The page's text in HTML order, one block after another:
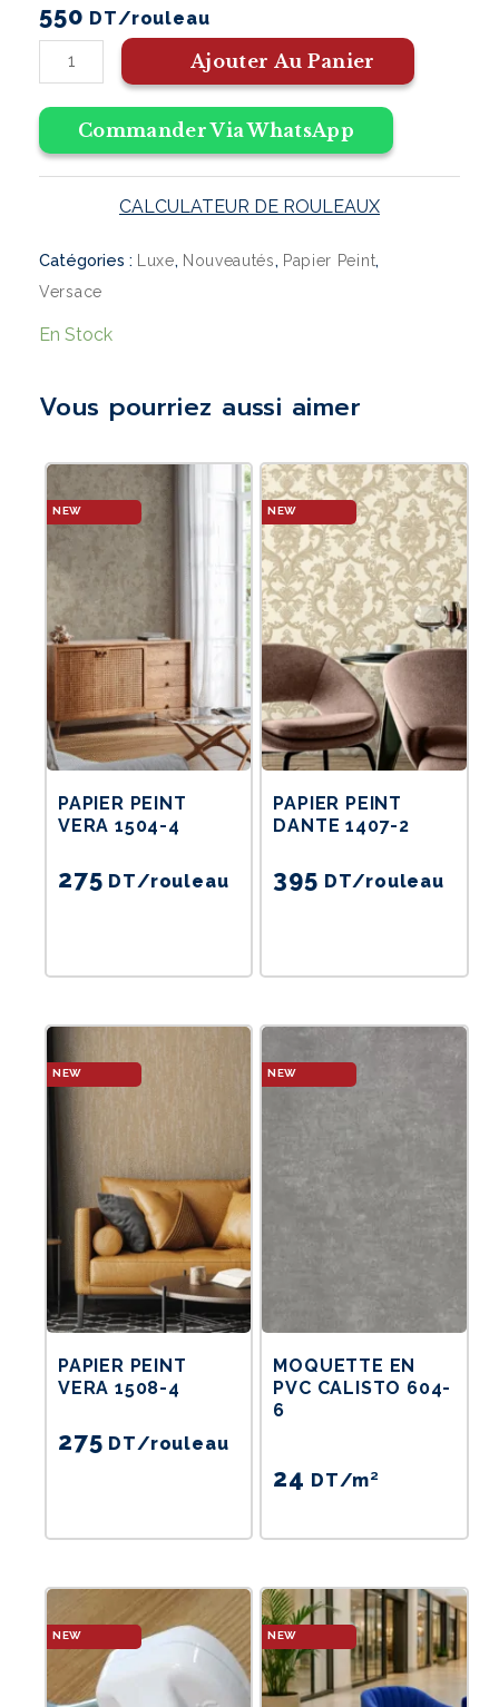
550 DT/rouleau
Ajouter Au Panier
Commander Via WhatsApp
CALCULATEUR DE ROULEAUX
Catégories : Luxe, Nouveautés, Papier Peint,
Versace
En Stock
Vous pourriez aussi aimer
PAPIER PEINT
VERA 1504-4
275 DT/rouleau
PAPIER PEINT
DANTE 1407-2
395 DT/rouleau
PAPIER PEINT
VERA 1508-4
275 DT/rouleau
MOQUETTE EN
PVC CALISTO 604-
6
24 DT/m²